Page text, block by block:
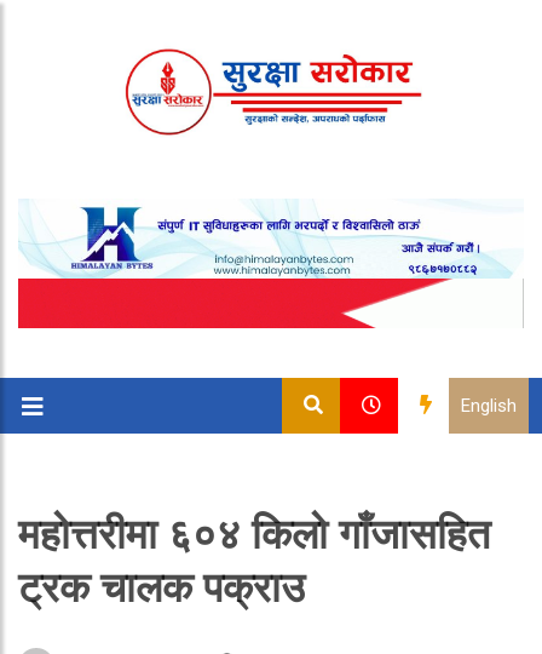
English
महोत्तरीमा ६०४ किलो गाँजासहित
ट्रक चालक पक्राउ